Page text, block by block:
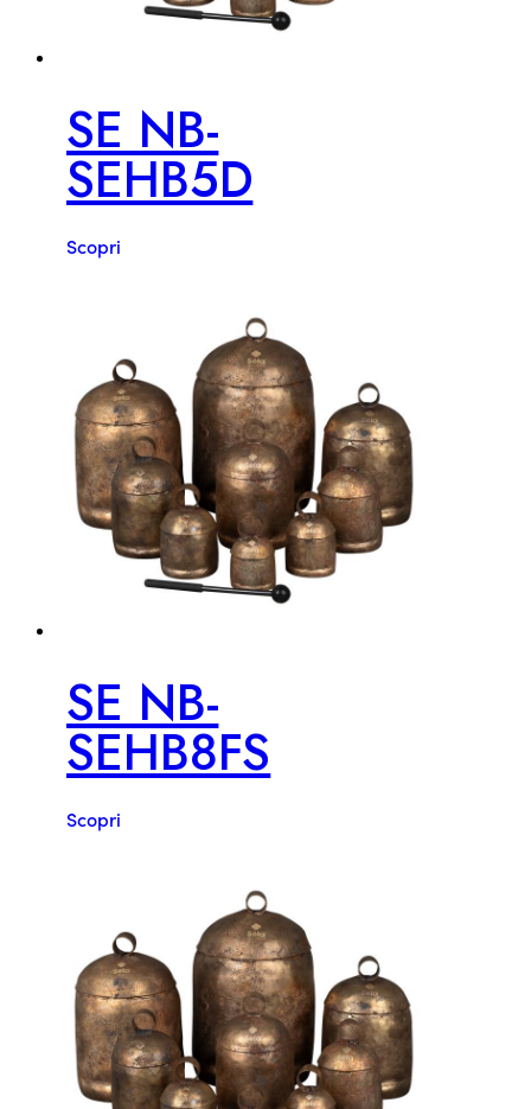
SE NB-
SEHB5D
Scopri
SE NB-
SEHB8FS
Scopri